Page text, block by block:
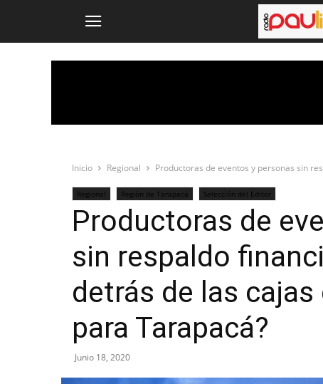
Inicio Regional Productoras de eventos y personas sin
Regional Región de Tarapacá Selección del Editor
Productoras de
sin respaldo
detrás de las
para Tarapacá?
Junio 18, 2020